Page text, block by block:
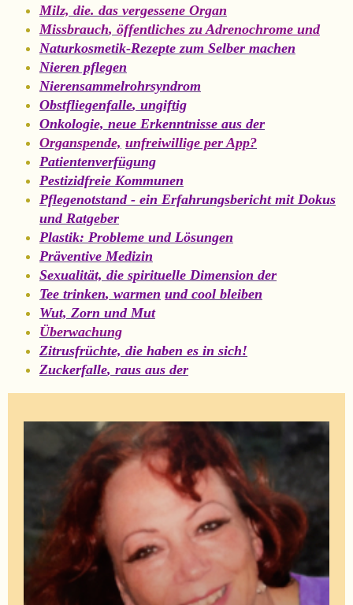
Milz, die. das vergessene Organ
Missbrauch, öffentliches zu Adrenochrome und
Naturkosmetik-Rezepte zum Selber machen
Nieren pflegen
Nierensammelrohrsyndrom
Obstfliegenfalle, ungiftig
Onkologie, neue Erkenntnisse aus der
Organspende, unfreiwillige per App?
Patientenverfügung
Pestizidfreie Kommunen
Pflegenotstand - ein Erfahrungsberichtmit Dokus
und Ratgeber
Plastik: Probleme und Lösungen
Präventive Medizin
Sexualität, die spirituelle Dimension der
Tee trinken, warmen und cool bleiben
Wut, Zorn und Mut
Überwachung
Zitrusfrüchte, die haben es in sich!
Zuckerfalle, raus aus der